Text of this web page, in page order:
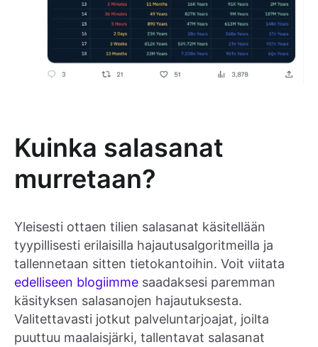
Kuinka salasanat
murretaan?
Yleisesti ottaen tilien salasanat käsitellään
tyypillisesti erilaisilla hajautusalgoritmeilla ja
tallennetaan sitten tietokantoihin. Voit viitata
edelliseen blogiimme saadaksesi paremman
käsityksen salasanojen hajautuksesta.
Valitettavasti jotkut palveluntarjoajat, joilta
puuttuu maalaisjärki, tallentavat salasanat